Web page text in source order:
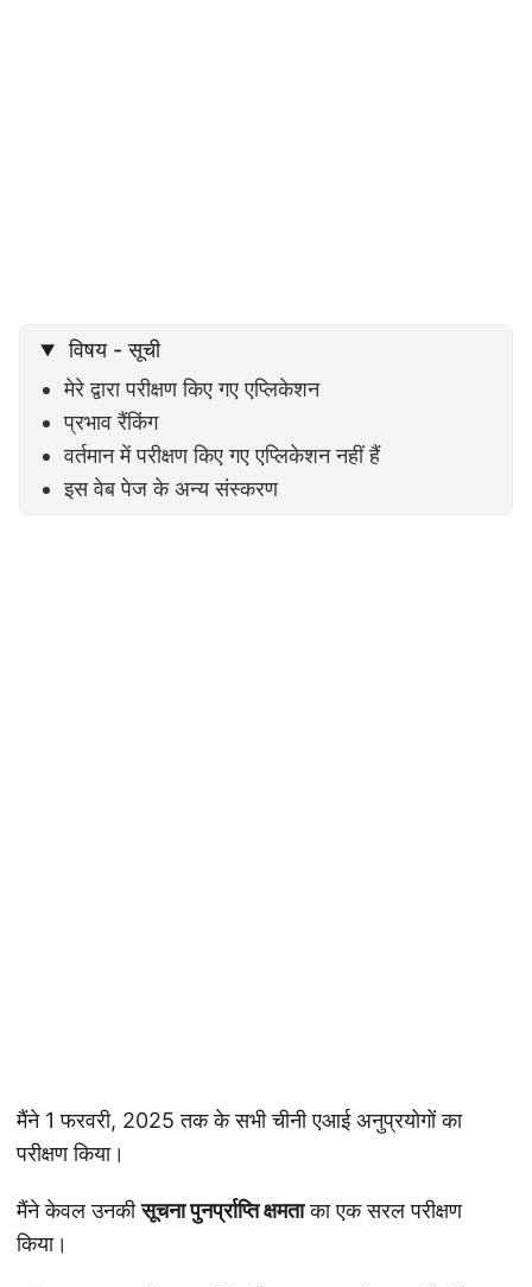
विषय - सूची
मेरे द्वारा परीक्षण किए गए एप्लिकेशन
प्रभाव रैंकिंग
वर्तमान में परीक्षण किए गए एप्लिकेशन नहीं हैं
इस वेब पेज के अन्य संस्करण
मैंने 1 फरवरी, 2025 तक के सभी चीनी एआई अनुप्रयोगों का
परीक्षण किया।
मैंने केवल उनकीसूचना पुनर्प्राप्ति क्षमताका एक सरल परीक्षण
किया।